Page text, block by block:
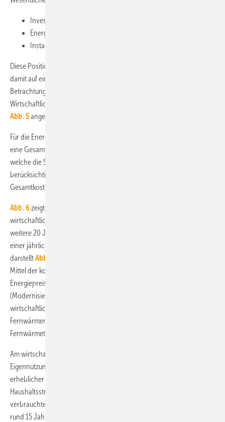
Investitionskosten
Energiekosten
Instandhaltungs- und Wartungskosten
Diese Positionen werden auf jährliche Kosten umgelegt und lassen
damit auf eine Wirtschaftlichkeit innerhalb eines
Betrachtungszeitraums schließen oder nicht. Für die
Wirtschaftlichkeitsbetrachtung wurden die Randbedingungen gemäß
Abb. 5 angesetzt.
Für die Energiekosten ist festzuhalten, dass zukünftig grundsätzlich
eine Gesamt­bilanzierung von Wärme und Strom erfolgen sollte,
welche die Stromverbräuche der Gebäude inklusive Haushaltsstrom
be­rücksichtigt. Ermittelt werden über 20 Jahre mittlere jährliche
Gesamtkosten mit und ohne Berücksichtigung von Preissteigerungen.
Abb. 6 zeigt, dass bei heutigen Energiepreisen keine der Varianten
wirtschaftlich ausfällt (wenn man annimmt, dass der Anlagenbestand
weitere 20 Jahre zu betreiben ist), was sich unter Berücksichtigung
einer jährlichen Energiekostensteigerung von nominal 7 %/a anders
darstelltAbb. 7
Mittel der kommenden 20 Jahre und der angenommenen
Energiepreissteigerung nicht wirtschaftlich. Die Zentralisierung
(Modernisierungsvariante 3) wäre knapp (ab dem 20. Jahr)
wirtschaftlich – gleiches gilt für den Anschluss an ein neu erstelltes
Fernwärmenetz (Modernisierungsvariante 5) auf Basis des derzeitigen
Fernwärmetarifs der Stadtwerke Hannover.
Am wirtschaftlichsten ist die BHKW-Variante bei vollständiger
Eigennutzung des im BHKW erzeugten Stroms durch die Mieter, da ein
erheblicher Vorteil in der Vermeidung eines Teils der
Haushaltsstrombezugskosten durch eigen erzeugten und
verbrauchten Strom zu verzeichnen ist. Diese Variante hat sich nach
rund 15 Jahren amortisiert.